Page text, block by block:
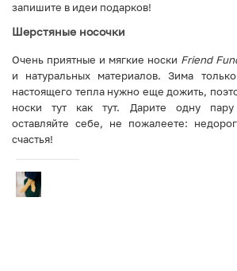
запишите в идеи подарков!
Шерстяные носочки
Очень приятные и мягкие носки Friend
и натуральных материалов. Зима
настоящего тепла нужно еще дожить,
носки тут как тут. Дарите одну
оставляйте себе, не пожалеете:
счастья!